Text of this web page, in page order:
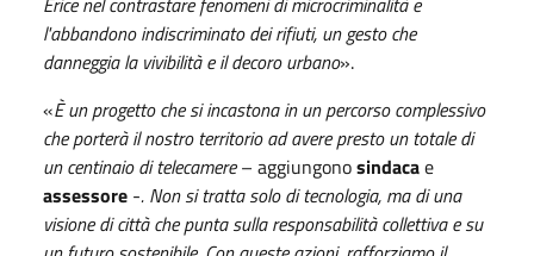
l'abbandono indiscriminato dei rifiuti, un gesto che
danneggia la vivibilità e il decoro urbano».
«È un progetto che si incastona in un percorso complessivo
che porterà il nostro territorio ad avere presto un totale di
un centinaio di telecamere– aggiungonosindacae
assessore -. Non si tratta solo di tecnologia, ma di una
visione di città che punta sulla responsabilità collettiva e su